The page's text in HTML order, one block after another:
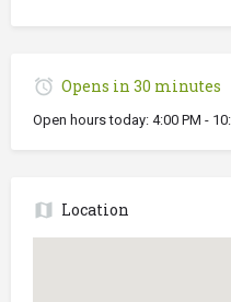
Opens in 30 minutes
Open hours today: 4:00 PM -
Location